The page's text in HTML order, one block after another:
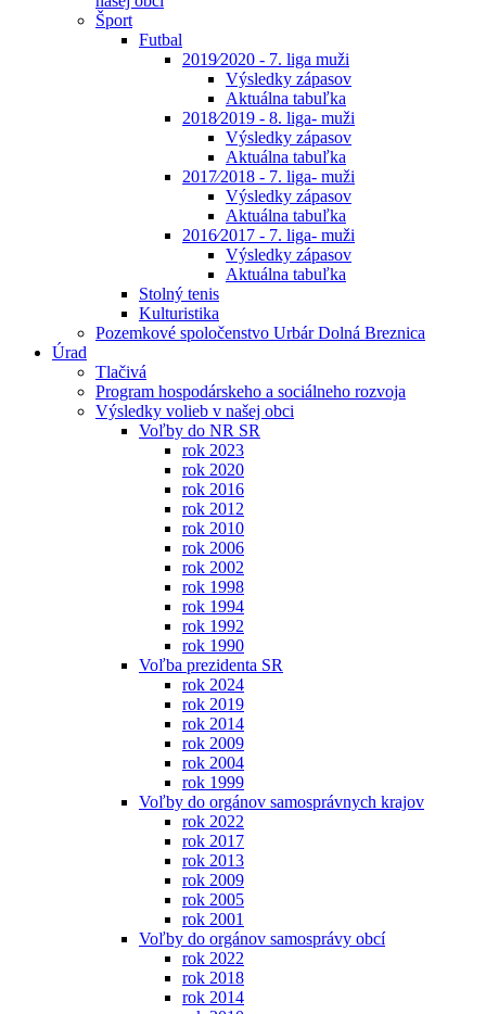
Šport
Futbal
2019⁄2020 - 7. liga muži
Výsledky zápasov
Aktuálna tabuľka
2018⁄2019 - 8. liga- muži
Výsledky zápasov
Aktuálna tabuľka
2017⁄2018 - 7. liga- muži
Výsledky zápasov
Aktuálna tabuľka
2016⁄2017 - 7. liga- muži
Výsledky zápasov
Aktuálna tabuľka
Stolný tenis
Kulturistika
Pozemkové spoločenstvo Urbár Dolná Breznica
Úrad
Tlačivá
Program hospodárskeho a sociálneho rozvoja
Výsledky volieb v našej obci
Voľby do NR SR
rok 2023
rok 2020
rok 2016
rok 2012
rok 2010
rok 2006
rok 2002
rok 1998
rok 1994
rok 1992
rok 1990
Voľba prezidenta SR
rok 2024
rok 2019
rok 2014
rok 2009
rok 2004
rok 1999
Voľby do orgánov samosprávnych krajov
rok 2022
rok 2017
rok 2013
rok 2009
rok 2005
rok 2001
Voľby do orgánov samosprávy obcí
rok 2022
rok 2018
rok 2014